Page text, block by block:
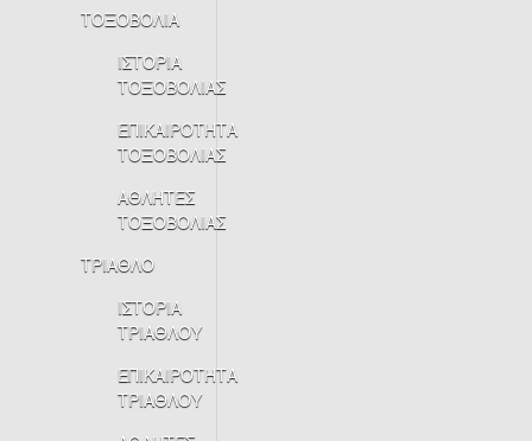
ΤΟΞΟΒΟΛΙΑ
ΙΣΤΟΡΙΑ
ΤΟΞΟΒΟΛΙΑΣ
ΕΠΙΚΑΙΡΟΤΗΤΑ
ΤΟΞΟΒΟΛΙΑΣ
ΑΘΛΗΤΕΣ
ΤΟΞΟΒΟΛΙΑΣ
ΤΡΙΑΘΛΟ
ΙΣΤΟΡΙΑ
ΤΡΙΑΘΛΟΥ
ΕΠΙΚΑΙΡΟΤΗΤΑ
ΤΡΙΑΘΛΟΥ